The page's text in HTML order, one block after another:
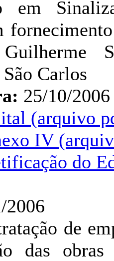
em
Carlos
25/10/2006
(arquivo
IV
do
2006
de
das